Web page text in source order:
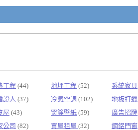
工程 (44) 地坪工程 (52) 系統家具
證人 (37) 冷氣空調 (102) 地板打蠟
屋 (43) 窗簾壁紙 (59) 廣告招牌
公司 (82) 買屋租屋 (32) 鋼鋁門窗